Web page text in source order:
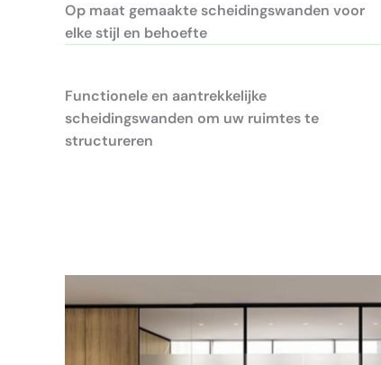
Op maat gemaakte scheidingswanden voor
elke stijl en behoefte
Functionele en aantrekkelijke
scheidingswanden om uw ruimtes te
structureren